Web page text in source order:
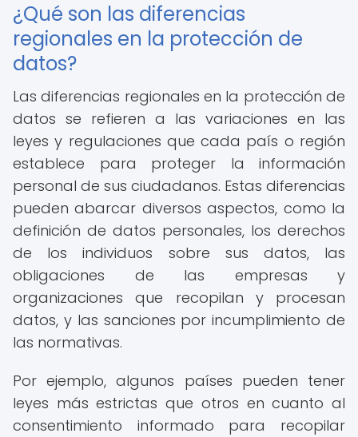
¿Qué son las diferencias
regionales en la protección de
datos?
Las diferencias regionales en la protección de
datos se refieren a las variaciones en las
leyes y regulaciones que cada país o región
establece para proteger la información
personal de sus ciudadanos. Estas diferencias
pueden abarcar diversos aspectos, como la
definición de datos personales, los derechos
de los individuos sobre sus datos, las
obligaciones de las empresas y
organizaciones que recopilan y procesan
datos, y las sanciones por incumplimiento de
las normativas.
Por ejemplo, algunos países pueden tener
leyes más estrictas que otros en cuanto al
consentimiento informado para recopilar